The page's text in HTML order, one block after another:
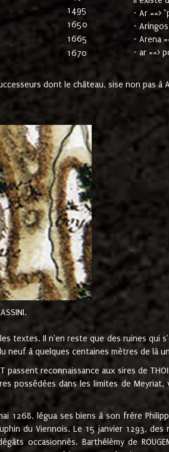
1495
1650
1665
1670
- Ar ==>
-
- Arena
- ar ==>
dont le château, sise non pas
textes. Il n'en reste que des ruines
à quelques centaines mètres de là
passent reconnaissance aux sires de
possédées dans les limites de
1268, légua ses biens à son frère
du Viennois. Le 15 janvier 1293, des
occasionnés. Barthélémy de